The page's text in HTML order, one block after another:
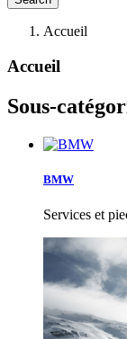
Accueil
Accueil
Sous-
BMW
Services et